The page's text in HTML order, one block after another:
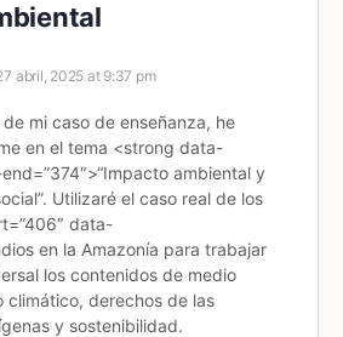
abril, 2025 at 9:37 pm
mi caso de enseñanza, he
en el tema <strong data-
ambiental y
Utilizaré el caso real de los
data-
en la Amazonía para trabajar
los contenidos de medio
climático, derechos de las
y sostenibilidad.